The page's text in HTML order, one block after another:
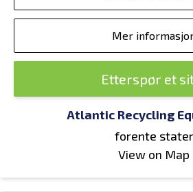
Mer
Etterspør et
Atlantic Recycling
forente stater
View on Map